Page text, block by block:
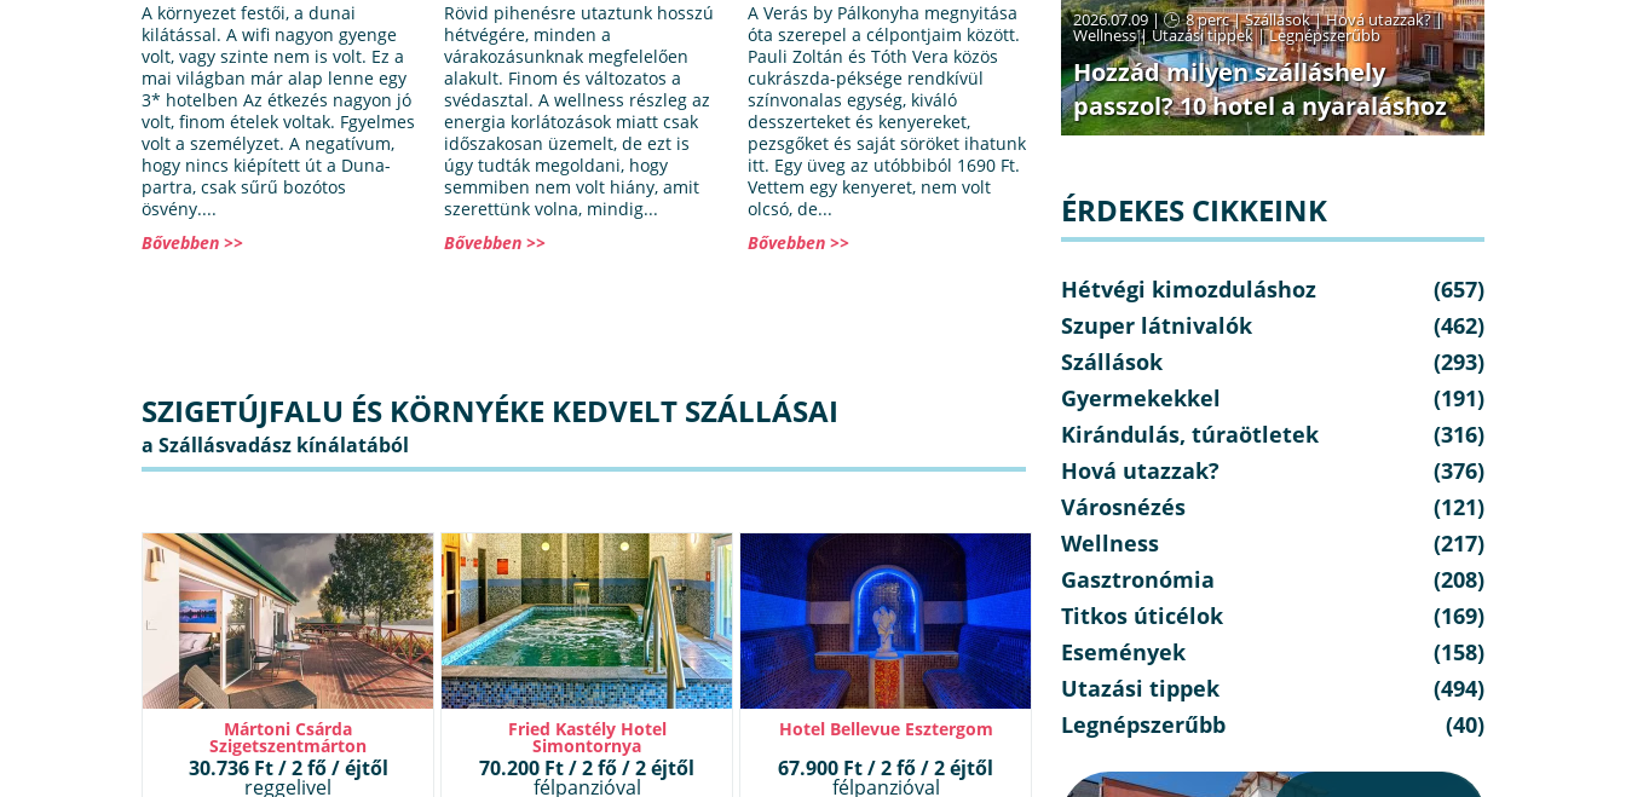
A környezet festői, a dunai
kilátással. A wifi nagyon gyenge
volt, vagy szinte nem is volt. Ez a
mai világban már alap lenne egy
3* hotelben Az étkezés nagyon jó
volt, finom ételek voltak. Fgyelmes
volt a személyzet. A negatívum,
hogy nincs kiépített út a Duna-
partra, csak sűrű bozótos
ösvény....
Bővebben >>
Rövid pihenésre utaztunk hosszú
hétvégére, minden a
várakozásunknak megfelelően
alakult. Finom és változatos a
svédasztal. A wellness részleg az
energia korlátozások miatt csak
időszakosan üzemelt, de ezt is
úgy tudták megoldani, hogy
semmiben nem volt hiány, amit
szerettünk volna, mindig...
Bővebben >>
A Verás by Pálkonyha megnyitása
óta szerepel a célpontjaim között.
Pauli Zoltán és Tóth Vera közös
cukrászda-péksége rendkívül
színvonalas egység, kiváló
desszerteket és kenyereket,
pezsgőket és saját söröket ihatunk
itt. Egy üveg az utóbbiból 1690 Ft.
Vettem egy kenyeret, nem volt
olcsó, de...
Bővebben >>
SZIGETÚJFALU ÉS KÖRNYÉKE KEDVELT SZÁLLÁSAI
Mártoni Csárda
Szigetszentmárton
30.736 Ft / 2 fő / éjtől
reggelivel
Fried Kastély Hotel
Simontornya
70.200 Ft / 2 fő / 2 éjtől
félpanzióval
Hotel Bellevue Esztergom
67.900 Ft / 2 fő / 2 éjtől
félpanzióval
2026.07.09 | 8 perc|Szállások|Hová utazzak?|
Wellness|Utazási tippek|Legnépszerűbb
Hozzád milyen szálláshely
passzol? 10 hotel a nyaraláshoz
ÉRDEKES CIKKEINK
Hétvégi kimozduláshoz
(657)
Szuper látnivalók
(462)
Szállások
(293)
Gyermekekkel
(191)
Kirándulás, túraötletek
(316)
Hová utazzak?
(376)
Városnézés
(121)
Wellness
(217)
Gasztronómia
(208)
Titkos úticélok
(169)
Események
(158)
Utazási tippek
(494)
Legnépszerűbb
(40)